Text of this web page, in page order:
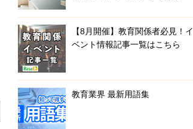
【8月開催】教育関係者必見！イ
ベント情報記事一覧はこちら
教育業界 最新用語集